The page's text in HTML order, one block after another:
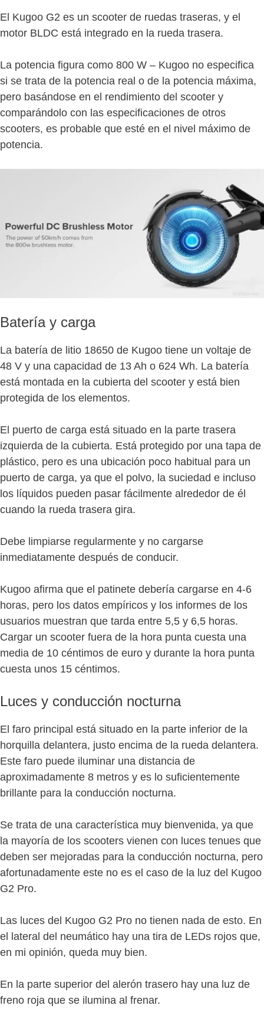
El Kugoo G2 es un scooter de ruedas traseras, y el
motor BLDC está integrado en la rueda trasera.
La potencia figura como 800 W – Kugoo no especifica
si se trata de la potencia real o de la potencia máxima,
pero basándose en el rendimiento del scooter y
comparándolo con las especificaciones de otros
scooters, es probable que esté en el nivel máximo de
potencia.
Batería y carga
La batería de litio 18650 de Kugoo tiene un voltaje de
48 V y una capacidad de 13 Ah o 624 Wh. La batería
está montada en la cubierta del scooter y está bien
protegida de los elementos.
El puerto de carga está situado en la parte trasera
izquierda de la cubierta. Está protegido por una tapa de
plástico, pero es una ubicación poco habitual para un
puerto de carga, ya que el polvo, la suciedad e incluso
los líquidos pueden pasar fácilmente alrededor de él
cuando la rueda trasera gira.
Debe limpiarse regularmente y no cargarse
inmediatamente después de conducir.
Kugoo afirma que el patinete debería cargarse en 4-6
horas, pero los datos empíricos y los informes de los
usuarios muestran que tarda entre 5,5 y 6,5 horas.
Cargar un scooter fuera de la hora punta cuesta una
media de 10 céntimos de euro y durante la hora punta
cuesta unos 15 céntimos.
Luces y conducción nocturna
El faro principal está situado en la parte inferior de la
horquilla delantera, justo encima de la rueda delantera.
Este faro puede iluminar una distancia de
aproximadamente 8 metros y es lo suficientemente
brillante para la conducción nocturna.
Se trata de una característica muy bienvenida, ya que
la mayoría de los scooters vienen con luces tenues que
deben ser mejoradas para la conducción nocturna, pero
afortunadamente este no es el caso de la luz del Kugoo
G2 Pro.
Las luces del Kugoo G2 Pro no tienen nada de esto. En
el lateral del neumático hay una tira de LEDs rojos que,
en mi opinión, queda muy bien.
En la parte superior del alerón trasero hay una luz de
freno roja que se ilumina al frenar.